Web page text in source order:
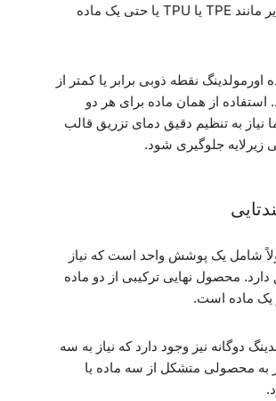
پلاستیک انعطاف‌پذیر مانند TPE یا TPU یا حتی یک ماده
نقطه ذوبی برابر یا کمتر از
استفاده از همان ماده برای هر دو
نیاز به تنظیم دقیق دمای تزریق قالب
زیرلایه جلوگیری شود.
شامل یک پوشش واحد است که نیاز
دارد. محصول نهایی ترکیبی از دو ماده
یک ماده است.
دوگانه نیز وجود دارد که نیاز به سه
به محصولی متشکل از سه ماده یا